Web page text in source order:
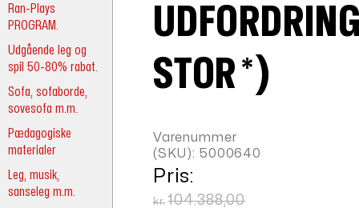
Ran-Plays
PROGRAM.
Udgående leg og
spil 50-80% rabat.
Sofa, sofaborde,
sovesofa m.m.
Pædagogiske
materialer
Leg, musik,
sanseleg m.m.
STOR *)
Varenummer
(SKU): 5000640
Pris:
kr. 104.388,00Den